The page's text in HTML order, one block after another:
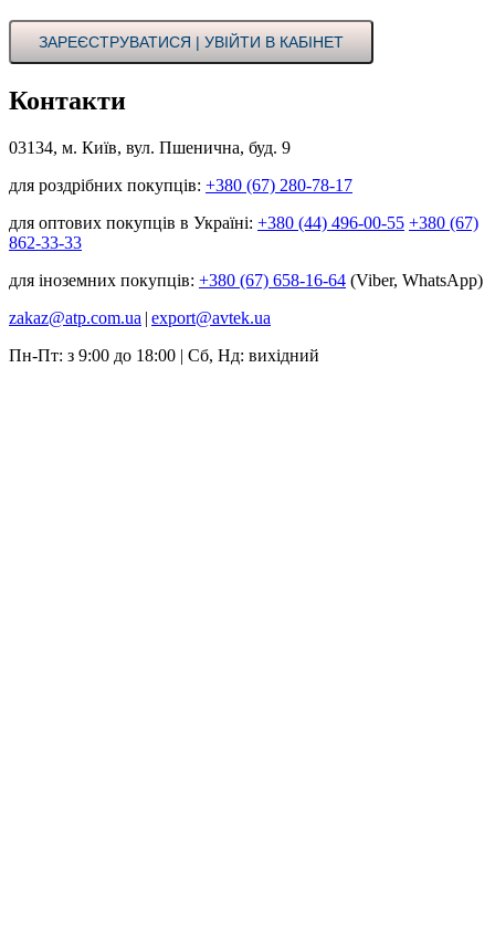
ЗАРЕЄСТРУВАТИСЯ | УВІЙТИ В КАБІНЕТ
Контакти
03134, м. Київ, вул. Пшенична, буд. 9
для роздрібних покупців: +380 (67) 280-78-17
для оптових покупців в Україні: +380 (44) 496-00-55 +380 (67)
862-33-33
для іноземних покупців: +380 (67) 658-16-64 (Viber, WhatsApp)
zakaz@atp.com.ua | export@avtek.ua
Пн-Пт: з 9:00 до 18:00 | Сб, Нд: вихідний